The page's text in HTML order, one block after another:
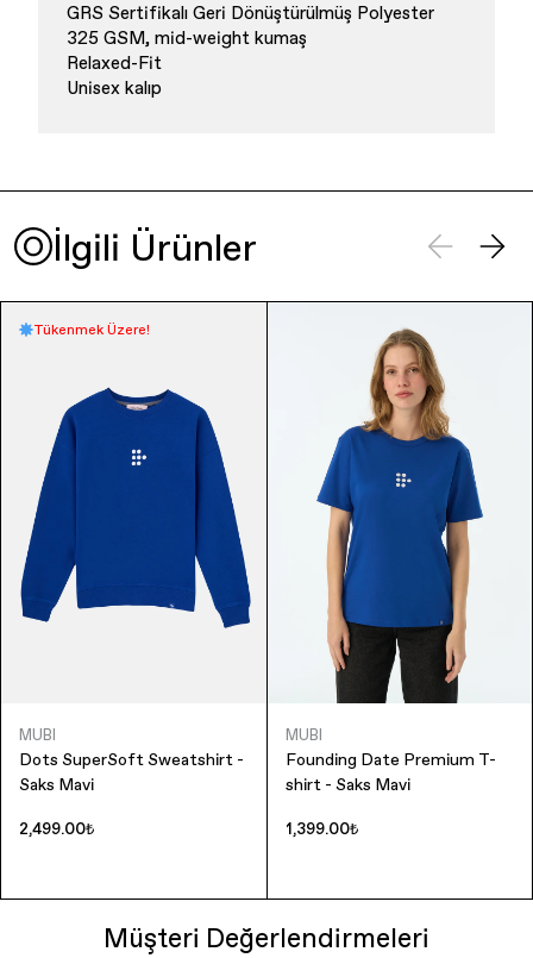
GRS Sertifikalı Geri Dönüştürülmüş Polyester
325 GSM, mid-weight kumaş
Relaxed-Fit
Unisex kalıp
İlgili Ürünler
Tükenmek Üzere!
MUBI
Dots SuperSoft Sweatshirt -
Saks Mavi
2,499.00₺
MUBI
Founding Date Premium T-
shirt - Saks Mavi
1,399.00₺
Müşteri Değerlendirmeleri